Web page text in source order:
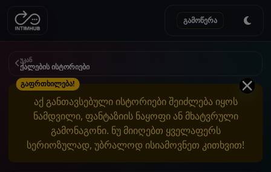
გამოწერა
უკან
ქალების ისტორიები
გაფრთხილება!
აქ განთავსებული ისტორიები შეიძლება იყოს
ნამდვილი, ფანტაზიის ნაყოფი ან მხატვრული
გამონაგონი. ნუ მიიღებთ ყველაფერს
სერიოზულად, უბრალოდ ისიამოვნეთ კითხვით!